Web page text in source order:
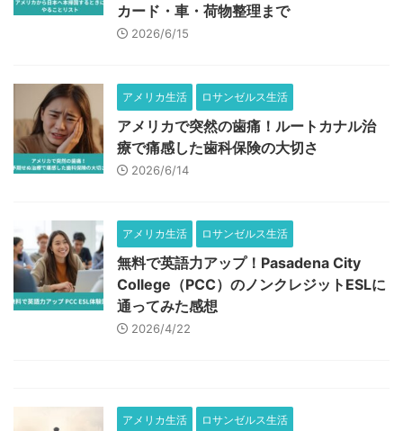
カード・車・荷物整理まで
2026/6/15
アメリカ生活 ロサンゼルス生活
アメリカで突然の歯痛！ルートカナル治
療で痛感した歯科保険の大切さ
2026/6/14
アメリカ生活 ロサンゼルス生活
無料で英語力アップ！Pasadena City
College（PCC）のノンクレジットESLに
通ってみた感想
2026/4/22
アメリカ生活 ロサンゼルス生活